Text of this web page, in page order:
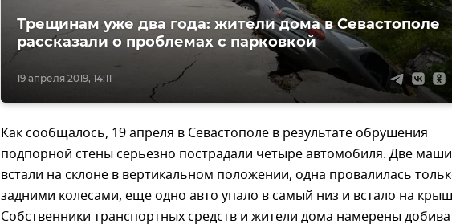
19 апреля 2019, 14:11
Трещинам уже два года: жители дома в Севастополе
рассказали о проблемах с парковкой
Как сообщалось, 19 апреля в Севастополе в результате обрушения
подпорной стены серьезно пострадали четыре автомобиля. Две
встали на склоне в вертикальном положении, одна провалилась
задними колесами, еще одно авто упало в самый низ и встало на
Собственники транспортных средств и жители дома намерены